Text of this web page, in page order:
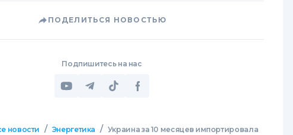
ПОДЕЛИТЬСЯ НОВОСТЬЮ
Подпишитесь на нас
новости / Энергетика / Украина за 10 месяцев импортировала